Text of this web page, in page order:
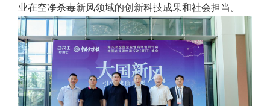
业在空净杀毒新风领域的创新科技成果和社会担当。